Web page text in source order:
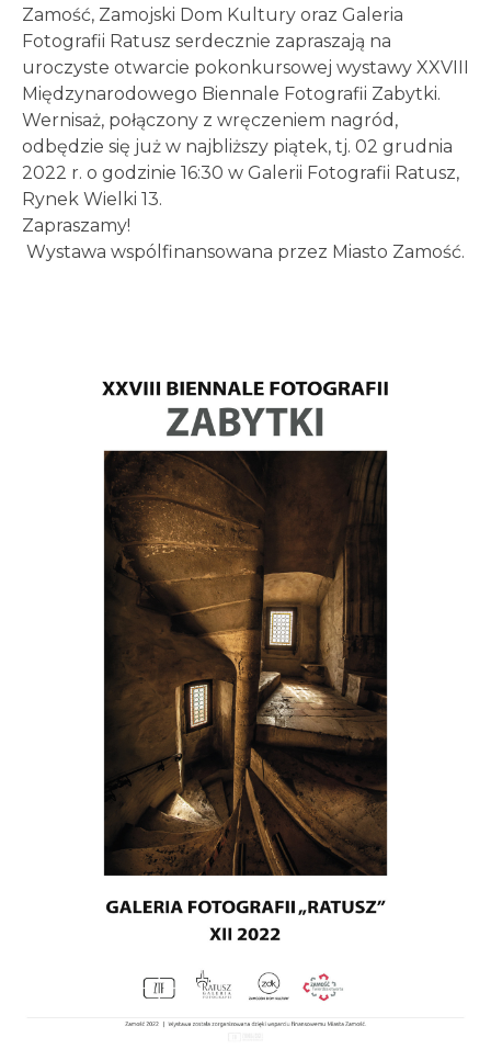
Zamość, Zamojski Dom Kultury oraz Galeria
Fotografii Ratusz serdecznie zapraszają na
uroczyste otwarcie pokonkursowej wystawy XXVIII
Międzynarodowego Biennale Fotografii Zabytki.
Wernisaż, połączony z wręczeniem nagród,
odbędzie się już w najbliższy piątek, tj. 02 grudnia
2022 r. o godzinie 16:30 w Galerii Fotografii Ratusz,
Rynek Wielki 13.
Zapraszamy!
Wystawa wspólfinansowana przez Miasto Zamość.